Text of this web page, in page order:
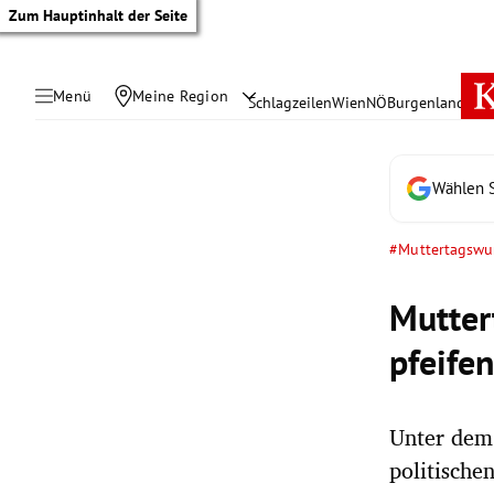
Zum Hauptinhalt der Seite
Menü Meine Region SchlagzeilenWienNÖBurgenland
Wählen
pfeifen
Unter